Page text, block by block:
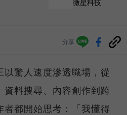
微星科技
分享
驚人速度滲透職場，從
資料搜尋、內容創作到跨
者都開始思考：「我懂得